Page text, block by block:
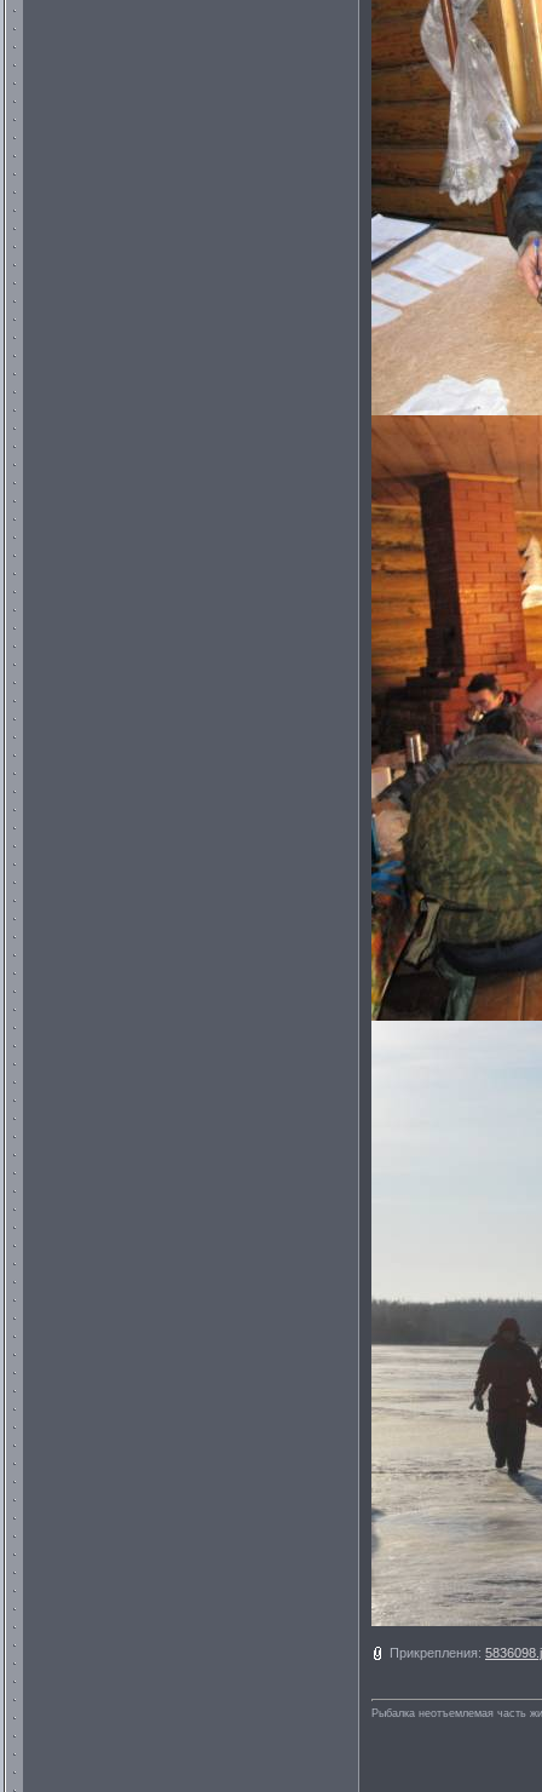
Прикрепления:
Рыбалка неотъемлемая часть